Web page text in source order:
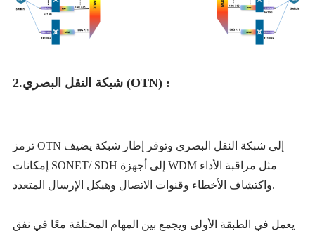
2. شبكة النقل البصري (OTN) :
ترمز OTN إلى شبكة النقل البصري وتوفر إطار شبكة يضيف
إمكانات SONET/ SDH إلى أجهزة WDM مثل مراقبة الأداء
واكتشاف الأخطاء وقنوات الاتصال وهيكل الإرسال المتعدد.
يعمل في الطبقة الأولى ويجمع بين المهام المختلفة معًا في نفق